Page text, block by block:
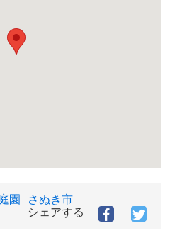
園
さぬき市
シェアする
Facebook